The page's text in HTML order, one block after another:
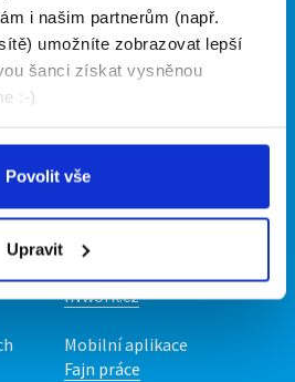
i našim partnerům (např.
umožníte zobrazovat lepší
šanci získat vysněnou
:-)
Povolit vše
Upravit
Vložit inzerát
Ceník
Propagace
Naše další projekty
Fajn brigády
INwork.cz
Mobilní aplikace
Fajn práce